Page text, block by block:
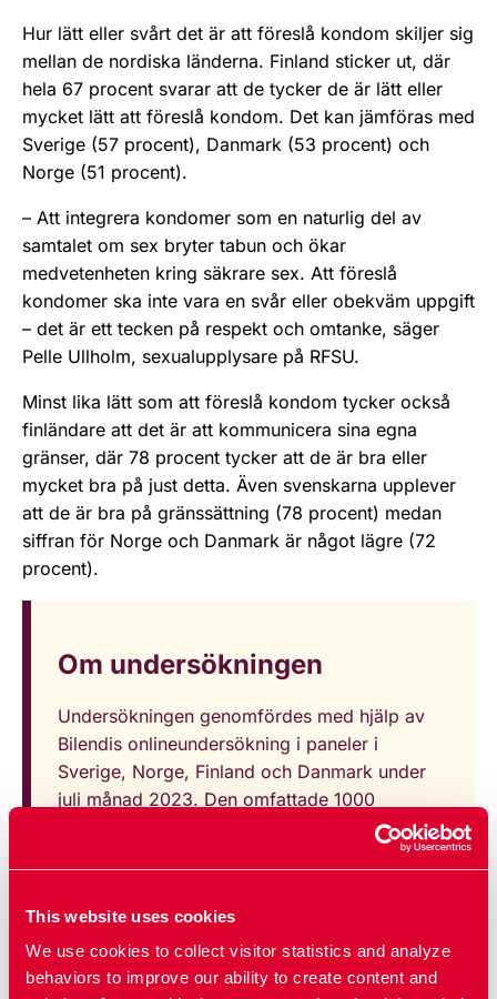
This website uses cookies
We use cookies to collect visitor statistics and analyze
behaviors to improve our ability to create content and
Hur lätt eller svårt det är att föreslå kondom skiljer sig
mellan de nordiska länderna. Finland sticker ut, där
hela 67 procent svarar att de tycker de är lätt eller
mycket lätt att föreslå kondom. Det kan jämföras med
Sverige (57 procent), Danmark (53 procent) och
Norge (51 procent).
– Att integrera kondomer som en naturlig del av
samtalet om sex bryter tabun och ökar
medvetenheten kring säkrare sex. Att föreslå
kondomer ska inte vara en svår eller obekväm uppgift
– det är ett tecken på respekt och omtanke, säger
Pelle Ullholm, sexualupplysare på RFSU.
Minst lika lätt som att föreslå kondom tycker också
finländare att det är att kommunicera sina egna
gränser, där 78 procent tycker att de är bra eller
mycket bra på just detta. Även svenskarna upplever
att de är bra på gränssättning (78 procent) medan
siffran för Norge och Danmark är något lägre (72
procent).
Om undersökningen
Undersökningen genomfördes med hjälp av
Bilendis onlineundersökning i paneler i
Sverige, Norge, Finland och Danmark under
juli månad 2023. Den omfattade 1000
intervjuer per land bland personer mellan 16-
signifikanstest.